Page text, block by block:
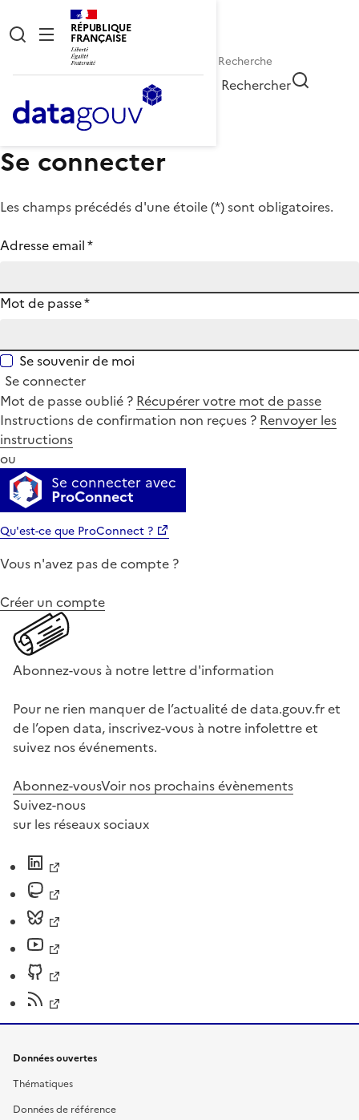
RÉPUBLIQUE
FRANÇAISE
Rechercher
Se connecter
Les champs précédés d'une étoile (*) sont obligatoires.
Adresse email*
Mot de passe*
Se souvenir de moi
Se connecter
Mot de passe oublié ? Récupérer votre mot de passe
Instructions de confirmation non reçues ? Renvoyer les
instructions
ou
Se connecter avec
ProConnect
Qu'est-ce que ProConnect ?
Vous n'avez pas de compte ?
Créer un compte
Abonnez-vous à notre lettre d'information
Pour ne rien manquer de l’actualité de data.gouv.fr et
de l’open data, inscrivez-vous à notre infolettre et
suivez nos événements.
Abonnez-vousVoir nos prochains évènements
Suivez-nous
sur les réseaux sociaux
Données ouvertes
Thématiques
Données de référence